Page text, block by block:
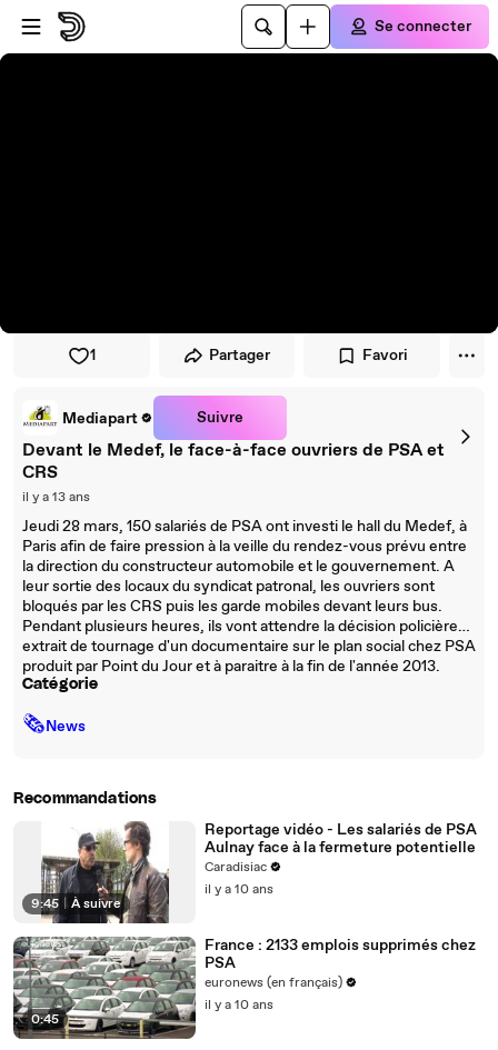
Passer au player
Passer au contenu principal
Se connecter
1 Partager Favori
Mediapart Suivre
Devant le Medef, le face-à-face ouvriers de PSA et
CRS
il y a 13 ans
Jeudi 28 mars, 150 salariés de PSA ont investi le hall du Medef, à
Paris afin de faire pression à la veille du rendez-vous prévu entre
la direction du constructeur automobile et le gouvernement. A
leur sortie des locaux du syndicat patronal, les ouvriers sont
bloqués par les CRS puis les garde mobiles devant leurs bus.
Pendant plusieurs heures, ils vont attendre la décision policière…
extrait de tournage d'un documentaire sur le plan social chez PSA
produit par Point du Jour et à paraitre à la fin de l'année 2013.
Catégorie
🗞News
Recommandations
9:45 À suivre
Reportage vidéo - Les salariés de PSA
Aulnay face à la fermeture potentielle
Caradisiac
il y a 10 ans
0:45
France : 2133 emplois supprimés chez
PSA
euronews (en français)
il y a 10 ans